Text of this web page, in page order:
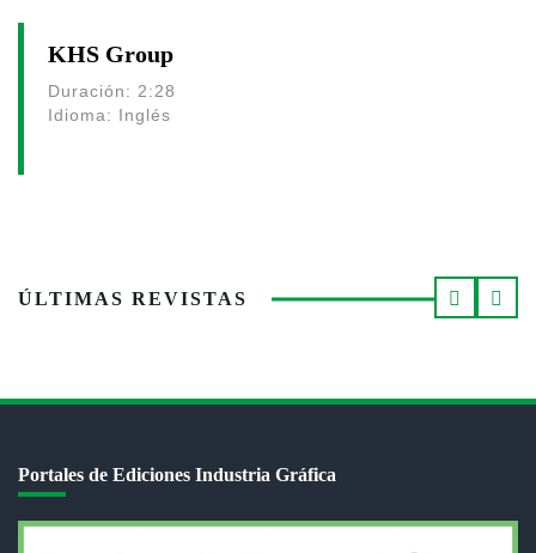
KHS Group
Duración: 2:28
Idioma: Inglés
ÚLTIMAS REVISTAS
Portales de Ediciones Industria Gráfica